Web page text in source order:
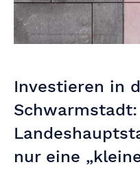
Investieren in
nur eine